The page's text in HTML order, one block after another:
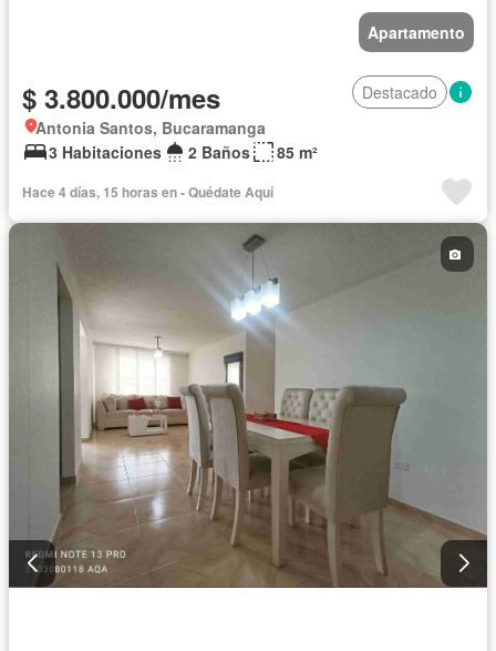
Apartamento
$ 3.800.000/mes
Destacado
Antonia Santos, Bucaramanga
3 Habitaciones
2 Baños 85 m²
Hace 4 días, 15 horas en - Quédate Aquí